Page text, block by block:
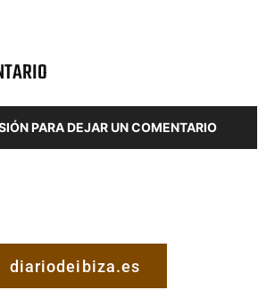
PARA DEJAR UN COMENTARIO
diariodeibiza.es